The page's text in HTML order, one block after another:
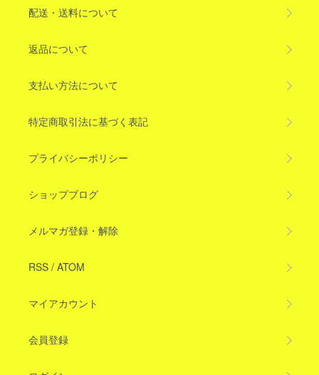
配送・送料について
返品について
支払い方法について
特定商取引法に基づく表記
プライバシーポリシー
ショップブログ
メルマガ登録・解除
RSS / ATOM
マイアカウント
会員登録